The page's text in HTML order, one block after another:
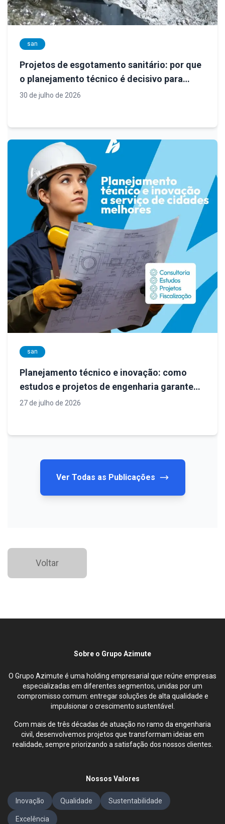
san
Projetos de esgotamento sanitário: por que
o planejamento técnico é decisivo para
sistemas eficientes e sustentáveis
30 de julho de 2026
san
Planejamento técnico e inovação: como
estudos e projetos de engenharia garantem
sistemas de saneamento mais eficientes
27 de julho de 2026
Ver Todas as Publicações
Voltar
Sobre o Grupo Azimute
O Grupo Azimute é uma holding empresarial que reúne empresas
especializadas em diferentes segmentos, unidas por um
compromisso comum: entregar soluções de alta qualidade e
impulsionar o crescimento sustentável.
Com mais de três décadas de atuação no ramo da engenharia
civil, desenvolvemos projetos que transformam ideias em
realidade, sempre priorizando a satisfação dos nossos clientes.
Nossos Valores
Inovação Qualidade Sustentabilidade
Excelência